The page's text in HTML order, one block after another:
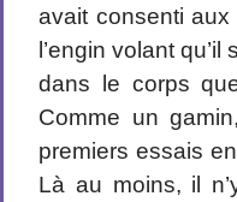
avait consenti
l’engin volant
dans le corps
Comme un
premiers essais
Là au moins, il